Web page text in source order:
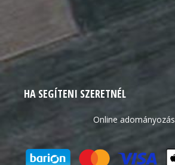
HA SEGÍTENI SZERETNÉL
Online adományozás